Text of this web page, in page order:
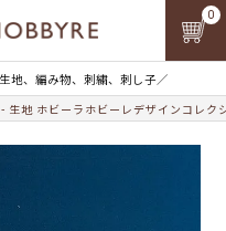
地、編み物、刺繍、刺し子／
0
生地 ホビーラホビーレデザインコレ